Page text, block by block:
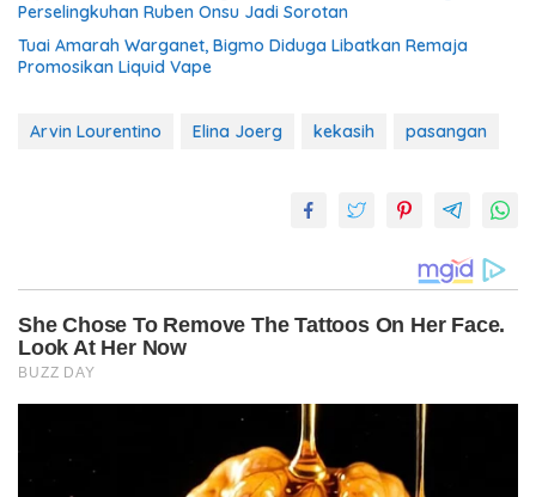
Perselingkuhan Ruben Onsu Jadi Sorotan
Tuai Amarah Warganet, Bigmo Diduga Libatkan Remaja
Promosikan Liquid Vape
Arvin Lourentino Elina Joerg kekasih pasangan